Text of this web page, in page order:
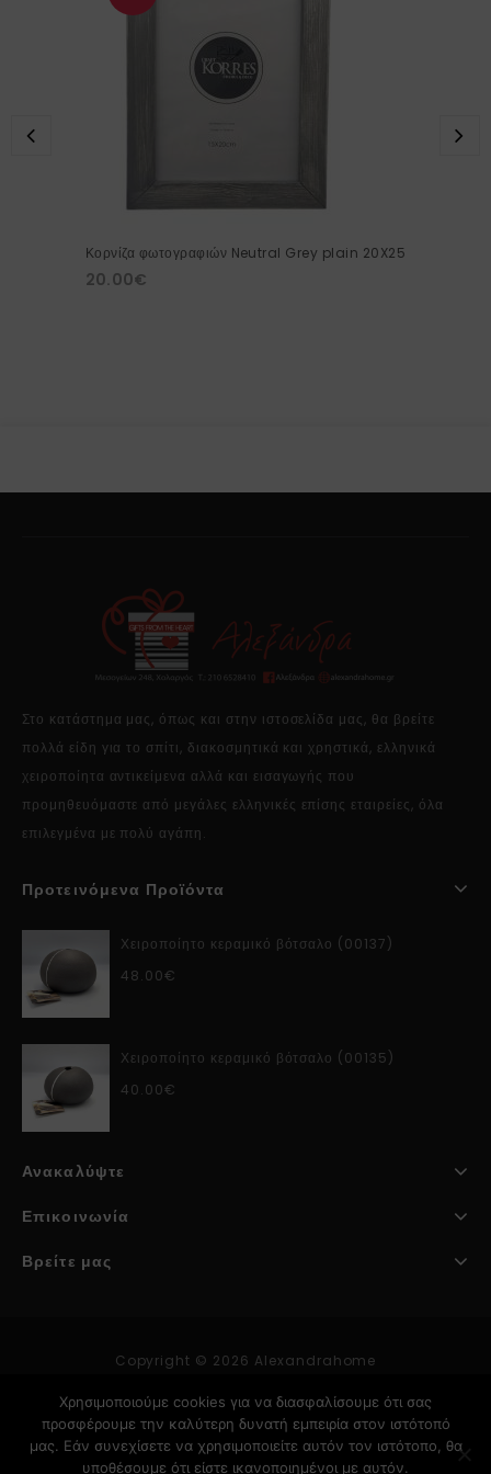
Κορνίζα φωτογραφιών Neutral Grey plain 20X25
20.00€
Στο κατάστημα μας, όπως και στην ιστοσελίδα μας, θα βρείτε
πολλά είδη για το σπίτι, διακοσμητικά και χρηστικά, ελληνικά
χειροποίητα αντικείμενα αλλά και εισαγωγής που
προμηθευόμαστε από μεγάλες ελληνικές επίσης εταιρείες, όλα
επιλεγμένα με πολύ αγάπη.
Προτεινόμενα Προϊόντα
Χειροποίητο κεραμικό βότσαλο (00137)
48.00€
Χειροποίητο κεραμικό βότσαλο (00135)
40.00€
Ανακαλύψτε
Επικοινωνία
Βρείτε μας
Copyright © 2026 Alexandrahome
Κατασκευή Ιστοσελίδων
Χρησιμοποιούμε cookies για να διασφαλίσουμε ότι σας
προσφέρουμε την καλύτερη δυνατή εμπειρία στον ιστότοπό
μας. Εάν συνεχίσετε να χρησιμοποιείτε αυτόν τον ιστότοπο, θα
υποθέσουμε ότι είστε ικανοποιημένοι με αυτόν.